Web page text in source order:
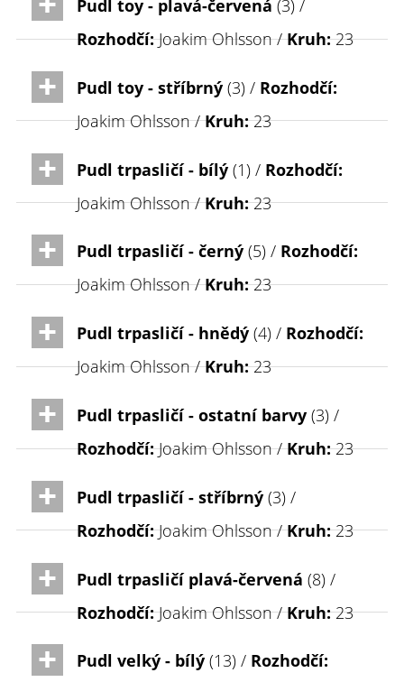
Pudl toy - plavá-červená (3) /
Rozhodčí:Joakim Ohlsson /Kruh:23
Pudl toy - stříbrný (3) / Rozhodčí:
Joakim Ohlsson /Kruh:23
Pudl trpasličí - bílý (1) / Rozhodčí:
Joakim Ohlsson /Kruh:23
Pudl trpasličí - černý (5) / Rozhodčí:
Joakim Ohlsson /Kruh:23
Pudl trpasličí - hnědý (4) / Rozhodčí:
Joakim Ohlsson /Kruh:23
Pudl trpasličí - ostatní barvy (3) /
Rozhodčí:Joakim Ohlsson /Kruh:23
Pudl trpasličí - stříbrný (3) /
Rozhodčí:Joakim Ohlsson /Kruh:23
Pudl trpasličí plavá-červená (8) /
Rozhodčí:Joakim Ohlsson /Kruh:23
Pudl velký - bílý (13) / Rozhodčí: